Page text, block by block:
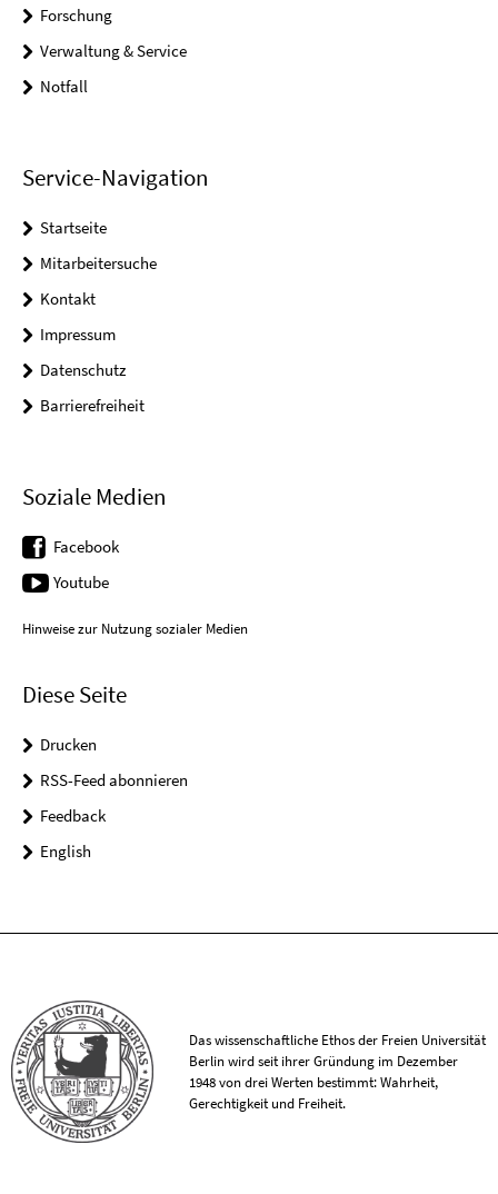
Forschung
Verwaltung & Service
Notfall
Service-Navigation
Startseite
Mitarbeitersuche
Kontakt
Impressum
Datenschutz
Barrierefreiheit
Soziale Medien
Facebook
Youtube
Hinweise zur Nutzung sozialer Medien
Diese Seite
Drucken
RSS-Feed abonnieren
Feedback
English
Das wissenschaftliche Ethos der Freien Universität
Berlin wird seit ihrer Gründung im Dezember
1948 von drei Werten bestimmt: Wahrheit,
Gerechtigkeit und Freiheit.